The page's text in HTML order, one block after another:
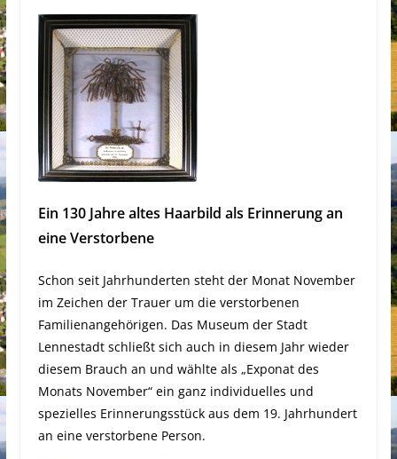
Ein 130 Jahre altes Haarbild als Erinnerung an
eine Verstorbene
Schon seit Jahrhunderten steht der Monat November
im Zeichen der Trauer um die verstorbenen
Familienangehörigen. Das Museum der Stadt
Lennestadt schließt sich auch in diesem Jahr wieder
diesem Brauch an und wählte als „Exponat des
Monats November“ ein ganz individuelles und
spezielles Erinnerungsstück aus dem 19. Jahrhundert
an eine verstorbene Person.